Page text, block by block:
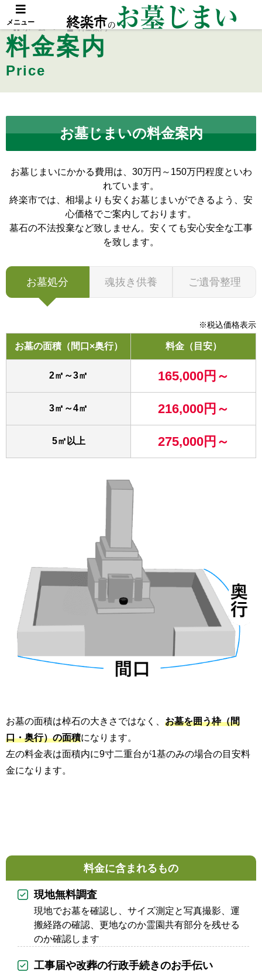
ホーム 料金案内
料金案内
Price
お墓じまいの料金案内
お墓じまいにかかる費用は、30万円～150万円程度といわ
れています。
終楽市では、相場よりも安くお墓じまいができるよう、安
心価格でご案内しております。
墓石の不法投棄など致しません。安くても安心安全な工事
を致します。
お墓処分 魂抜き供養 ご遺骨整理
※税込価格表示
お墓の面積（間口×奥行） 料金（目安）
2㎡～3㎡ 165,000円～
3㎡～4㎡ 216,000円～
5㎡以上 275,000円～
お墓の面積は棹石の大きさではなく、 お墓を囲う枠（間
口・奥行）の面積になります。
左の料金表は面積内に9寸二重台が1基のみの場合の目安料
金になります。
料金に含まれるもの
現地無料調査
現地でお墓を確認し、サイズ測定と写真撮影、運
搬経路の確認、更地なのか霊園共有部分を残せる
のか確認します
工事届や改葬の行政手続きのお手伝い
メニュー